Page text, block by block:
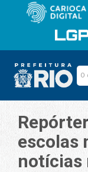
escolas
notícias